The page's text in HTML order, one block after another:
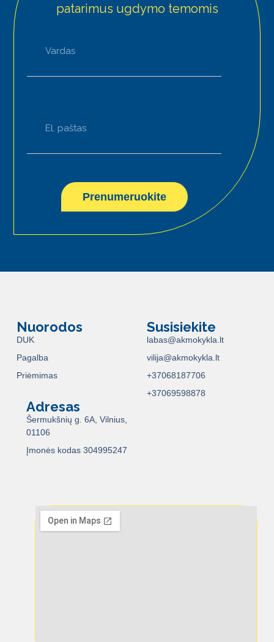
patarimus ugdymo temomis
Prenumeruokite
Nuorodos
DUK
Pagalba
Priėmimas
Susisiekite
labas@akmokykla.lt
vilija@akmokykla.lt
+37068187706
+37069598878
Adresas
Šermukšnių g. 6A, Vilnius,
01106
Įmonės kodas 304995247